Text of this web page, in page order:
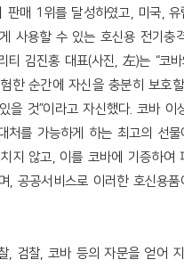
판매 1 위를 달성하였고 미국 ,유
사용할 수 있는 호신용 전기충
티 김진홍 대표(사진 左)는 “코
한 순간에 자신을 충분히 보호
을 것”이라고 자신했다. 코바 이
처를 가능하게 하는 최고의 선
지 않고 이를 코바에 기증하여
공공서비스로 이러한 호신용
, 검찰, 코바 등의 자문을 얻어